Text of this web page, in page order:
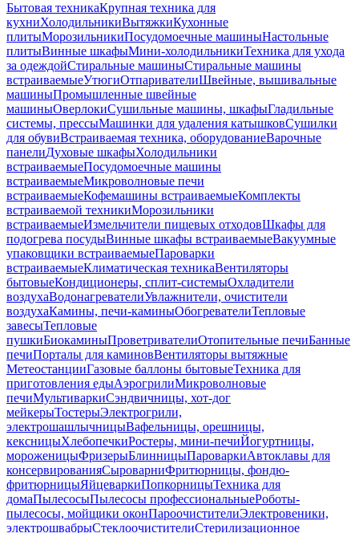
Бытовая техникаКрупная техника для
кухниХолодильникиВытяжкиКухонные
плитыМорозильникиПосудомоечные машиныНастольные
плитыВинные шкафыМини-холодильникиТехника для ухода
за одеждойСтиральные машиныСтиральные машины
встраиваемыеУтюгиОтпаривателиШвейные, вышивальные
машиныПромышленные швейные
машиныОверлокиСушильные машины, шкафыГладильные
системы, прессыМашинки для удаления катышковСушилки
для обувиВстраиваемая техника, оборудованиеВарочные
панелиДуховые шкафыХолодильники
встраиваемыеПосудомоечные машины
встраиваемыеМикроволновые печи
встраиваемыеКофемашины встраиваемыеКомплекты
встраиваемой техникиМорозильники
встраиваемыеИзмельчители пищевых отходовШкафы для
подогрева посудыВинные шкафы встраиваемыеВакуумные
упаковщики встраиваемыеПароварки
встраиваемыеКлиматическая техникаВентиляторы
бытовыеКондиционеры, сплит-системыОхладители
воздухаВодонагревателиУвлажнители, очистители
воздухаКамины, печи-каминыОбогревателиТепловые
завесыТепловые
пушкиБиокаминыПроветривателиОтопительные печиБанные
печиПорталы для каминовВентиляторы вытяжные
МетеостанцииГазовые баллоны бытовыеТехника для
приготовления едыАэрогрилиМикроволновые
печиМультиваркиСэндвичницы, хот-дог
мейкерыТостерыЭлектрогрили,
электрошашлычницыВафельницы, орешницы,
кексницыХлебопечкиРостеры, мини-печиЙогуртницы,
мороженицыФризерыБлинницыПароваркиАвтоклавы для
консервированияСыроварниФритюрницы, фондю-
фритюрницыЯйцеваркиПопкорницыТехника для
домаПылесосыПылесосы профессиональныеРоботы-
пылесосы, мойщики оконПароочистителиЭлектровеники,
электрошвабрыСтеклоочистителиСтерилизационное